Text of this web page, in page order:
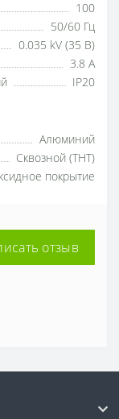
100
50/60 Гц
0.035 kV (35 В)
3.8 A
IP20
Алюминий
Сквозной (THT)
покрытие
отзыв